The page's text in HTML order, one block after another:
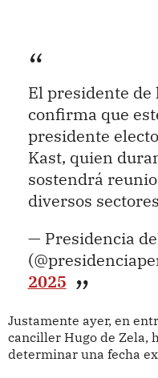
El presidente de
confirma que
presidente
Kast, quien
sostendrá
diversos
— Presidencia
2025
Justamente ayer, en
canciller Hugo de Zela,
determinar una fecha